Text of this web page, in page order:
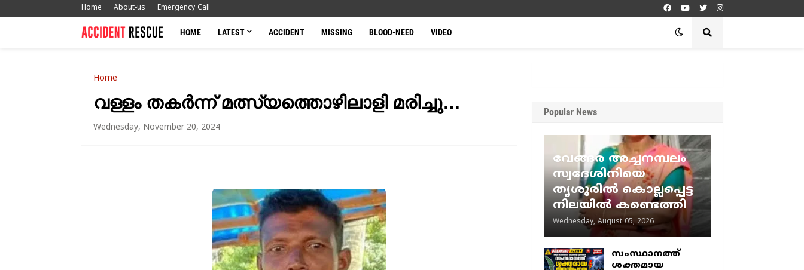
Home About-us Emergency Call
HOME LATEST ACCIDENT MISSING BLOOD-NEED VIDEO
Home
വള്ളം തകർന്ന് മത്സ്യത്തൊഴിലാളി മരിച്ചു…
Wednesday, November 20, 2024
Popular News
വേങ്ങര അച്ചനമ്പലം
സ്വദേശിനിയെ
തൃശൂരിൽ കൊല്ലപ്പെട്ട
നിലയിൽ കണ്ടെത്തി
Wednesday, August 05, 2026
സംസ്ഥാനത്ത്
ശക്തമായ